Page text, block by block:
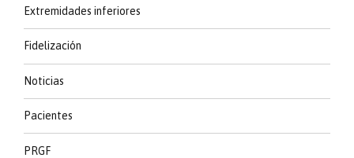
Extremidades inferiores
Fidelización
Noticias
Pacientes
PRGF